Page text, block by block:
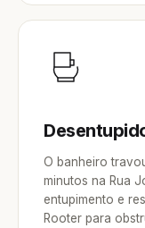
O banheiro
minutos na Rua
entupimento e
Rooter para